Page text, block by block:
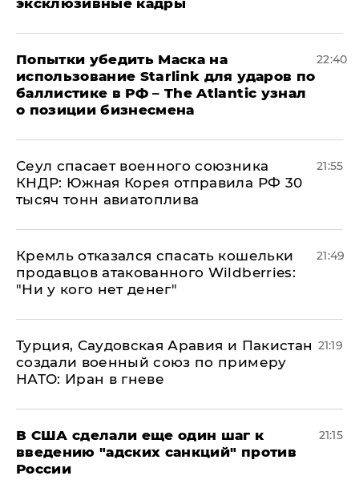
эксклюзивные кадры
Попытки убедить Маска на
использование Starlink для ударов по
баллистике в РФ – The Atlantic узнал
о позиции бизнесмена
22:40
​Сеул спасает военного союзника
КНДР: Южная Корея отправила РФ 30
тысяч тонн авиатоплива
21:55
Кремль отказался спасать кошельки
продавцов атакованного Wildberries:
"Ни у кого нет денег"
21:49
Турция, Саудовская Аравия и Пакистан
создали военный союз по примеру
НАТО: Иран в гневе
21:19
В США сделали еще один шаг к
введению "адских санкций" против
России
21:15